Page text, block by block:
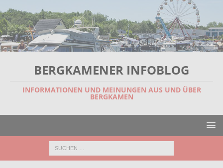
BERGKAMENER INFOBLOG
INFORMATIONEN UND MEINUNGEN AUS UND ÜBER
BERGKAMEN